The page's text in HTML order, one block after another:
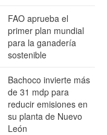
FAO aprueba el
primer plan mundial
para la ganadería
sostenible
Bachoco invierte más
de 31 mdp para
reducir emisiones en
su planta de Nuevo
León